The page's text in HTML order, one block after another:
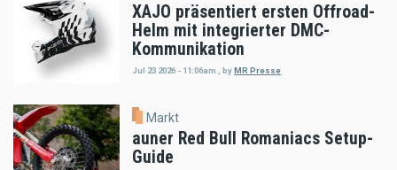
XAJO präsentiert ersten Offroad-
Helm mit integrierter DMC-
Kommunikation
Jul 23 2026 - 11:06am byMR Presse
Markt
auner Red Bull Romaniacs Setup-
Guide